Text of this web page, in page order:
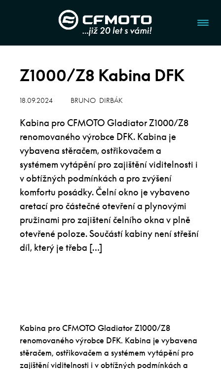
Z1000/Z8 Kabina DFK
18.09.2024 BRUNO DIRBÁK
Kabina pro CFMOTO Gladiator Z1000/Z8
renomovaného výrobce DFK. Kabina je
vybavena stěračem, ostřikovačem a
systémem vytápění pro zajištění viditelnosti i
v obtížných podmínkách a pro zvýšení
komfortu posádky. Čelní okno je vybaveno
aretací pro částečné otevření a plynovými
pružinami pro zajištení čelního okna v plně
otevřené poloze. Součástí kabiny není střešní
díl, který je třeba […]
Kabina pro CFMOTO Gladiator Z1000/Z8
renomovaného výrobce DFK. Kabina je vybavena
stěračem, ostřikovačem a systémem vytápění pro
zajištění viditelnosti i v obtížných podmínkách a